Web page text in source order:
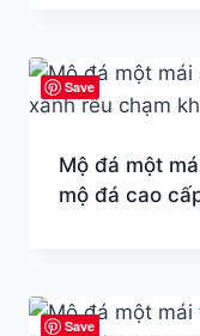
Save
Mộ đá một
mộ đá cao
Save